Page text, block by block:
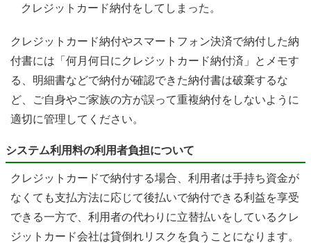
クレジットカード納付をしてしまった。
クレジットカード納付やスマートフォン決済で納付した納
付書には「何月何日にクレジットカード納付済」とメモす
る、明細書などで納付が確認できた納付書は破棄するな
ど、ご自身やご家族の方が誤って重複納付をしないように
適切に管理してください。
システム利用料の利用者負担について
クレジットカードで納付する場合、利用者は手持ち資金が
なくても支払方法に応じて後払いで納付できる利益を享受
できる一方で、利用者の代わりに立替払いをしているクレ
ジットカード会社は貸倒れリスクを負うことになります。